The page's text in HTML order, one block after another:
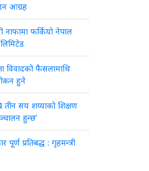
आग्रह
फर्कियो नेपाल
विवादको फैसलामाथि
हुने
तीन सय शय्याको शिक्षण
हुन्छ’
पूर्ण प्रतिबद्ध : गृहमन्त्री